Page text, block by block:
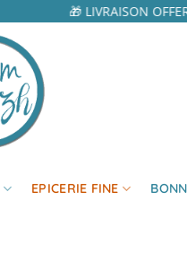
🎁 LIVRAISON
EPICERIE FINE